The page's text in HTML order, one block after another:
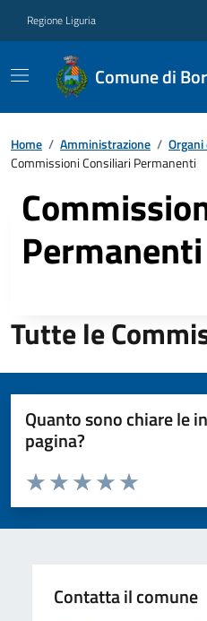
Regione Liguria
Comune di
Home / Amministrazione /
Commissioni Consiliari Permanenti
Permanenti
Tutte le
Quanto sono chiare le
pagina?
Valuta da 1 a 5 stelle la pagina
Valuta 5
Valuta 4 stelle su
Valuta 3 stelle su 5
Valuta 2 stelle su 5
Valuta 1 stelle su 5
Contatta il comune